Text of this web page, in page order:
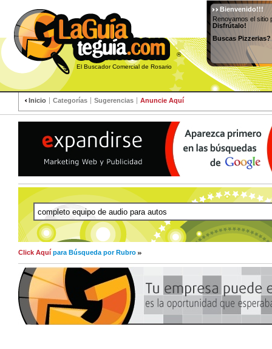
®
El Buscador Comercial de Rosario
Bienvenido!!!
Renovamos el sitio
Disfrútalo!
Buscas
Inicio Categorías Sugerencias Anuncie Aquí
Click Aquí para Búsqueda por Rubro